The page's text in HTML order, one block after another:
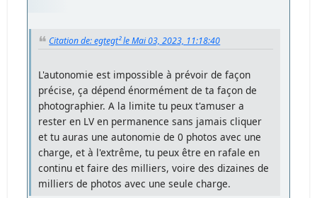
Citation de: egtegt² le Mai 03, 2023, 11:18:40
L'autonomie est impossible à prévoir de façon
précise, ça dépend énormément de ta façon de
photographier. A la limite tu peux t'amuser a
rester en LV en permanence sans jamais cliquer
et tu auras une autonomie de 0 photos avec une
charge, et à l'extrême, tu peux être en rafale en
continu et faire des milliers, voire des dizaines de
milliers de photos avec une seule charge.